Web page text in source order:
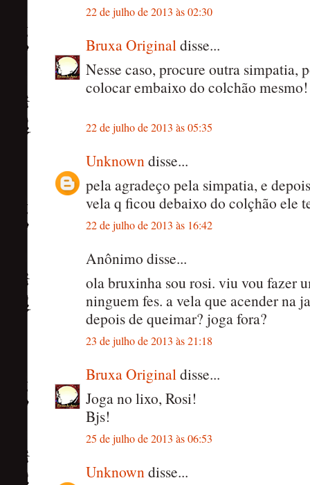
22 de julho de 2013 às 02:30
Bruxa Originaldisse...
Nesse caso, procure outra simpatia,
colocar embaixo do colchão
22 de julho de 2013 às 05:35
Unknowndisse...
pela agradeço pela simpatia, e
vela q ficou debaixo do colçhão ele
22 de julho de 2013 às 16:42
Anônimo disse...
ola bruxinha sou rosi. viu vou fazer
ninguem fes. a vela que acender na
depois de queimar? joga fora?
23 de julho de 2013 às 21:18
Bruxa Originaldisse...
Joga no lixo, Rosi!
Bjs!
25 de julho de 2013 às 06:53
Unknowndisse...